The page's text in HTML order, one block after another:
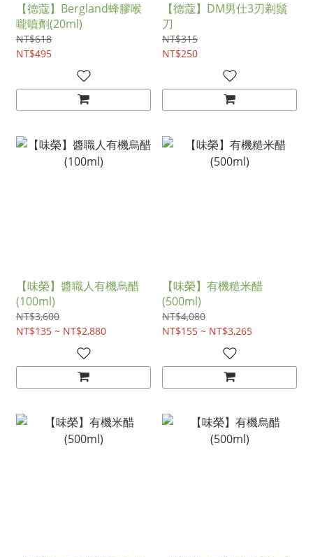
【德蔻】Bergland蜂膠喉
嚨噴劑(20ml)
NT$618
NT$495
【德蔻】DM男仕3刃剃鬚
刀
NT$315
NT$250
【味榮】醬職人有機烏醋
(100ml)
NT$3,600
NT$135 ~ NT$2,880
【味榮】有機糙米醋
(500ml)
NT$4,080
NT$155 ~ NT$3,265